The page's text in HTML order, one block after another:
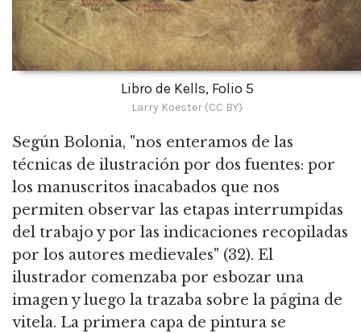
Libro de Kells, Folio 5
Larry Koester (CC BY)
Según Bolonia, "nos enteramos de las
técnicas de ilustración por dos fuentes: por
los manuscritos inacabados que nos
permiten observar las etapas interrumpidas
del trabajo y por las indicaciones recopiladas
por los autores medievales" (32). El
ilustrador comenzaba por esbozar una
imagen y luego la trazaba sobre la página de
vitela. La primera capa de pintura se